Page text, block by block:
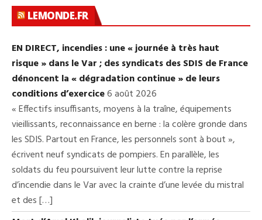
LEMONDE.FR
EN DIRECT, incendies : une « journée à très haut
risque » dans le Var ; des syndicats des SDIS de France
dénoncent la « dégradation continue » de leurs
conditions d’exercice6 août 2026
« Effectifs insuffisants, moyens à la traîne, équipements
vieillissants, reconnaissance en berne : la colère gronde dans
les SDIS. Partout en France, les personnels sont à bout »,
écrivent neuf syndicats de pompiers. En parallèle, les
soldats du feu poursuivent leur lutte contre la reprise
d’incendie dans le Var avec la crainte d’une levée du mistral
et des […]